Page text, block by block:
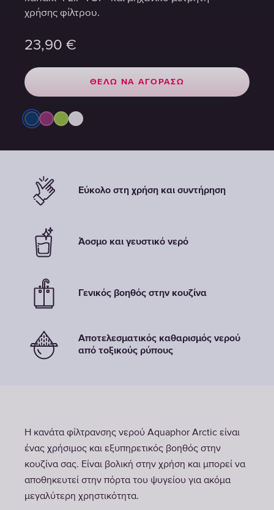
χρήσης φίλτρου.
23,90 €
ΘΈΛΩ ΝΑ ΑΓΟΡΆΣΩ
χρήσης φίλτρου.
23,90 €
ΘΈΛΩ ΝΑ ΑΓΟΡΆΣΩ
χρήσης φίλτρου.
23,90 €
ΘΈΛΩ ΝΑ ΑΓΟΡΆΣΩ
Εύκολο στη χρήση και συντήρηση
Άοσμο και γευστικό νερό
Γενικός βοηθός στην κουζίνα
Αποτελεσματικός καθαρισμός νερού
από τοξικούς ρύπους
Η κανάτα φίλτρανσης νερού Aquaphor Arctic είναι
ένας χρήσιμος και εξυπηρετικός βοηθός στην
κουζίνα σας. Είναι βολική στην χρήση και μπορεί να
αποθηκευτεί στην πόρτα του ψυγείου για ακόμα
μεγαλύτερη χρηστικότητα.